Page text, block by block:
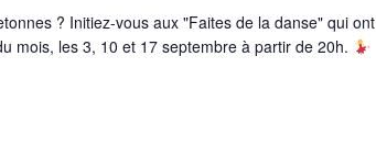
? Initiez-vous aux "Faites de la danse" qui ont
mois, les 3, 10 et 17 septembre à partir de 20h.